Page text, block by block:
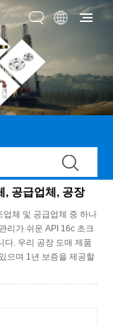
, 공급업체, 공장
체 및 공급업체 중 하나
리가 쉬운 API 16c 초크
다. 우리 공장 도매 제품
으며 1년 보증을 제공할